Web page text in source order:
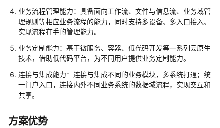
协
同
办
公
解
方
大
业务流程管理能力：具备面向工作流、文件与信息流、业务域管
理规则等相应业务流程的能力，同时支持多设备、多入口接入、
实现流程在手的管理能力。
业务定制能力：基于微服务、容器、低代码开发等一系列云原生
技术，借助低代码平台，为不同用户提供业务定制能力。
连接与集成能力：连接与集成不同的业务模块，多系统打通；统
一门户入口，连接内外不同业务系统的数据域流程，实现交互和
共享。
方案优势